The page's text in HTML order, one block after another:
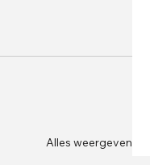
Alles weergeven